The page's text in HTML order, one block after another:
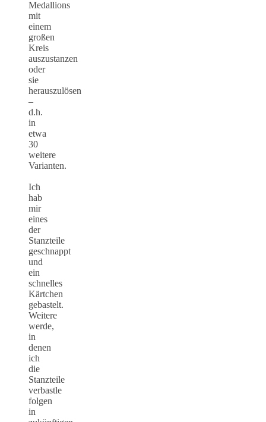
Medallions
mit
einem
großen
Kreis
auszustanzen
oder
sie
herauszulösen
–
d.h.
in
etwa
30
weitere
Varianten.
Ich
hab
mir
eines
der
Stanzteile
geschnappt
und
ein
schnelles
Kärtchen
gebastelt.
Weitere
werde,
in
denen
ich
die
Stanzteile
verbastle
folgen
in